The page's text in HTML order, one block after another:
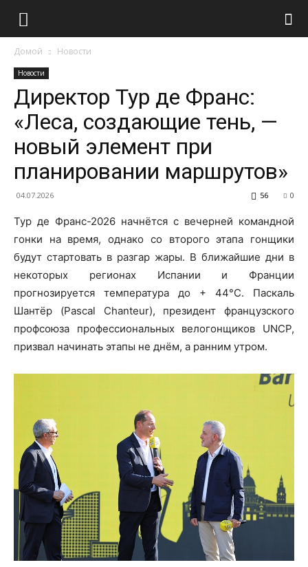
Домой Новости
Новости
Директор Тур де Франс:
«Леса, создающие тень, —
новый элемент при
планировании маршрутов»
04.07.2026 0
56
Тур де Франс-2026 начнётся с вечерней командной
гонки на время, однако со второго этапа гонщики
будут стартовать в разгар жары. В ближайшие дни в
некоторых регионах Испании и Франции
прогнозируется температура до + 44°C. Паскаль
Шантёр (Pascal Chanteur), президент французского
профсоюза профессиональных велогонщиков UNCP,
призвал начинать этапы не днём, а ранним утром.